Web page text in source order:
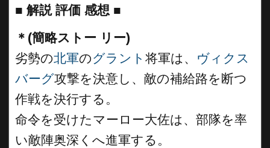
■ 解説 評価 感想 ■
＊(簡略ストー リー)
劣勢の北軍のグラント 将軍は、 ヴィクス
バーグ攻撃を決意し、敵の補給路を断つ
作戦を決行する。
命令を受けたマーロー大佐は、部隊を率
い敵陣奥深くへ進軍する。